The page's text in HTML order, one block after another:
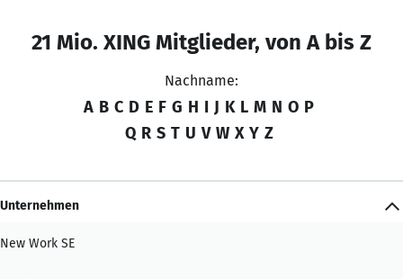
21 Mio. XING Mitglieder, von A bis Z
Nachname:
A B C D E F G H I J K L M N O P
Q R S T U V W X Y Z
Unternehmen
New Work SE